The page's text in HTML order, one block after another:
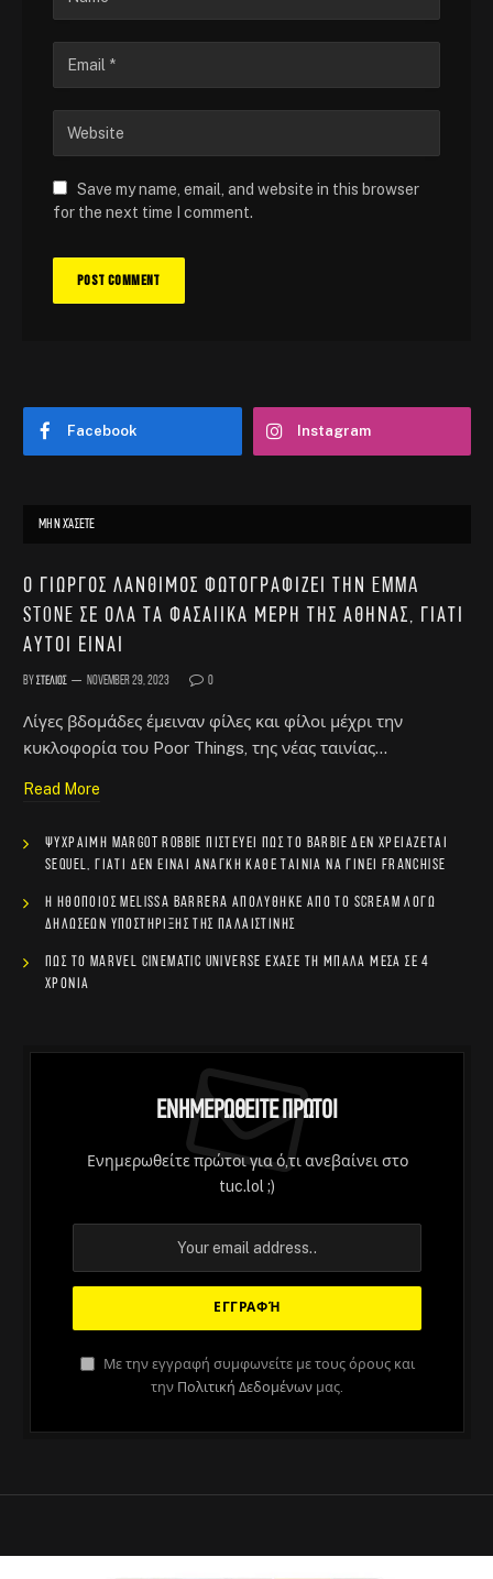
Save my name, email, and website in this browser
for the next time I comment.
Facebook Instagram
ΜΗΝ ΧΆΣΕΤΕ
Ο Γιώργος Λάνθιμος φωτογραφίζει την Emma
Stone σε όλα τα φασαίικα μέρη της Αθήνας, γιατί
αυτοί είναι
ByΣτέλιος November 29, 2023 0
Λίγες βδομάδες έμειναν φίλες και φίλοι μέχρι την
κυκλοφορία του Poor Things, της νέας ταινίας…
Read More
Ψύχραιμη Margot Robbie πιστεύει πως το Barbie δεν χρειάζεται
sequel, γιατί δεν είναι ανάγκη κάθε ταινία να γίνει franchise
Η ηθοποιός Melissa Barrera απολύθηκε από το Scream λόγω
δηλώσεων υποστήριξης της Παλαιστίνης
Πώς το Marvel Cinematic Universe έχασε τη μπάλα μέσα σε 4
χρόνια
Ενημερωθείτε Πρώτοι
Ενημερωθείτε πρώτοι για ό,τι ανεβαίνει στο
tuc.lol ;)
Με την εγγραφή συμφωνείτε με τους όρους και
την Πολιτική Δεδομένων μας.